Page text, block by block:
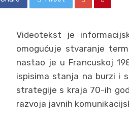
Videotekst je
omogućuje stvaranje
nastao je u Francuskoj
ispisima stanja na burzi i
strategije s kraja 70-ih
razvoja javnih